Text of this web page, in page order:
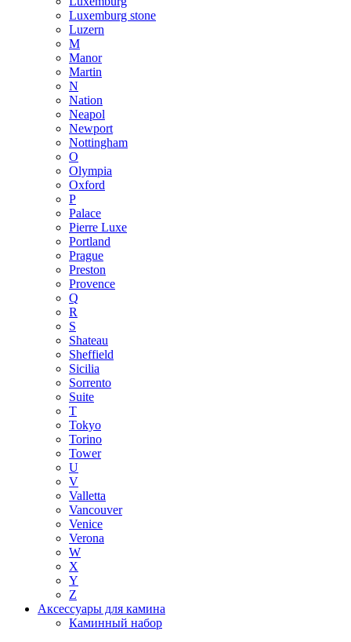
Luxemburg stone
Luzern
M
Manor
Martin
N
Nation
Neapol
Newport
Nottingham
O
Olympia
Oxford
P
Palace
Pierre Luxe
Portland
Prague
Preston
Provence
Q
R
S
Shateau
Sheffield
Sicilia
Sorrento
Suite
T
Tokyo
Torino
Tower
U
V
Valletta
Vancouver
Venice
Verona
W
X
Y
Z
Аксессуары для камина
Каминный набор